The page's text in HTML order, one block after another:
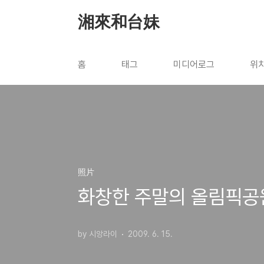
湘來和台妹
홈 태그 미디어로그 위
照片
화창한 주말의 올림픽공
by 시앙라이 2009. 6. 15.